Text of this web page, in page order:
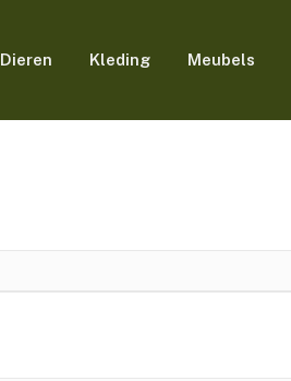
Dieren Kleding Meubels